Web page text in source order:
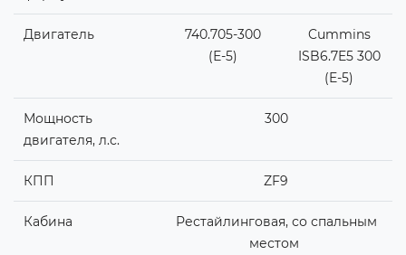
Двигатель
740.705-300
(Е-5)
Cummins
ISB6.7E5 300
(E-5)
Мощность
двигателя, л.с.
300
КПП ZF9
Кабина
Рестайлинговая, со спальным
местом